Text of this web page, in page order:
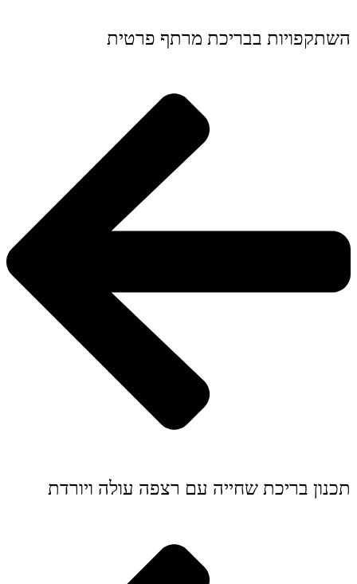
השתקפויות בבריכת מרתף פרטית
תכנון בריכת שחייה עם רצפה עולה ויורדת